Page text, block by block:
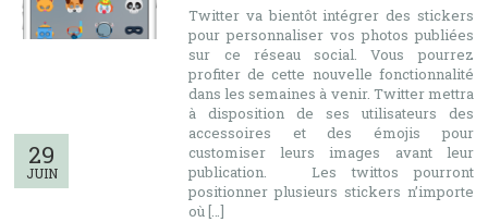
29
JUIN
Twitter va bientôt intégrer des stickers
pour personnaliser vos photos publiées
sur ce réseau social. Vous pourrez
profiter de cette nouvelle fonctionnalité
dans les semaines à venir. Twitter mettra
à disposition de ses utilisateurs des
accessoires et des émojis pour
customiser leurs images avant leur
publication. Les twittos pourront
positionner plusieurs stickers n’importe
où […]